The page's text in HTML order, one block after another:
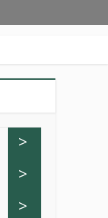
>
>
>